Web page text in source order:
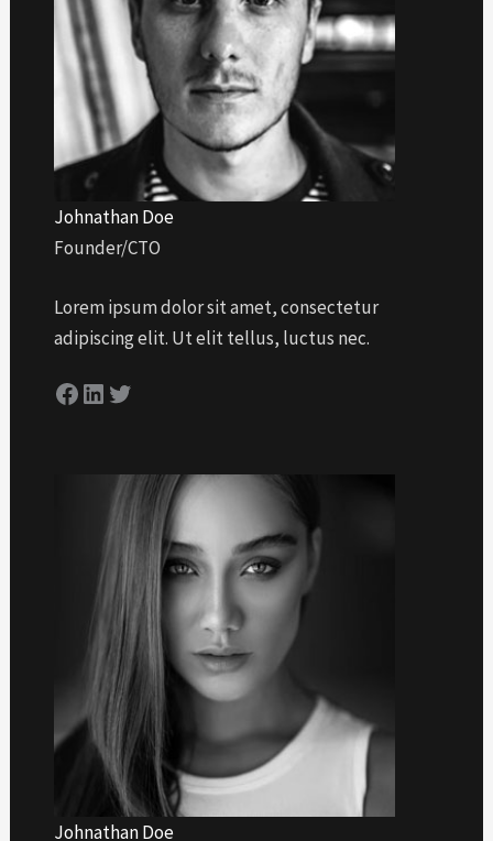
Johnathan Doe
Founder/CTO
Lorem ipsum dolor sit amet, consectetur
adipiscing elit. Ut elit tellus, luctus nec.
Facebook LinkedIn Twitter
Johnathan Doe